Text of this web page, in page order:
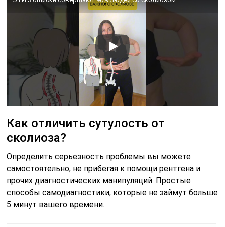
Как отличить сутулость от
сколиоза?
Определить серьезность проблемы вы можете
самостоятельно, не прибегая к помощи рентгена и
прочих диагностических манипуляций. Простые
способы самодиагностики, которые не займут больше
5 минут вашего времени.